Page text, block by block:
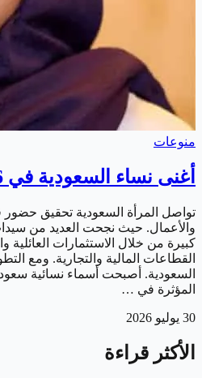
منوعات
أغنى نساء السعودية في 2026
تواصل المرأة السعودية تحقيق
والأعمال. حيث نجحت العديد من
كبيرة من خلال الاستثمارات العائلية
القطاعات المالية والتجارية. ومع
السعودية. أصبحت أسماء نسائية
المؤثرة في …
30 يوليو 2026
الأكثر قراءة